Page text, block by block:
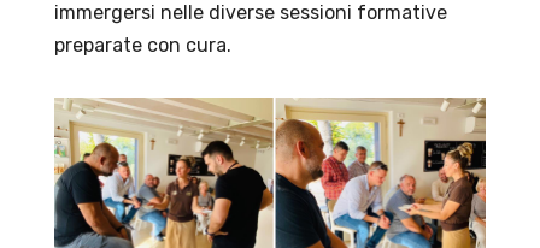
immergersi nelle diverse sessioni formative
preparate con cura.